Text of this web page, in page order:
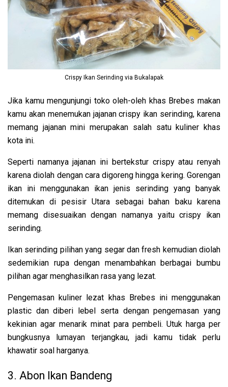
Crispy Ikan Serinding via Bukalapak
Jika kamu mengunjungi toko oleh-oleh khas Brebes makan
kamu akan menemukan jajanan crispy ikan serinding, karena
memang jajanan mini merupakan salah satu kuliner khas
kota ini.
Seperti namanya jajanan ini bertekstur crispy atau renyah
karena diolah dengan cara digoreng hingga kering. Gorengan
ikan ini menggunakan ikan jenis serinding yang banyak
ditemukan di pesisir Utara sebagai bahan baku karena
memang disesuaikan dengan namanya yaitu crispy ikan
serinding.
Ikan serinding pilihan yang segar dan fresh kemudian diolah
sedemikian rupa dengan menambahkan berbagai bumbu
pilihan agar menghasilkan rasa yang lezat.
Pengemasan kuliner lezat khas Brebes ini menggunakan
plastic dan diberi lebel serta dengan pengemasan yang
kekinian agar menarik minat para pembeli. Utuk harga per
bungkusnya lumayan terjangkau, jadi kamu tidak perlu
khawatir soal harganya.
3. Abon Ikan Bandeng